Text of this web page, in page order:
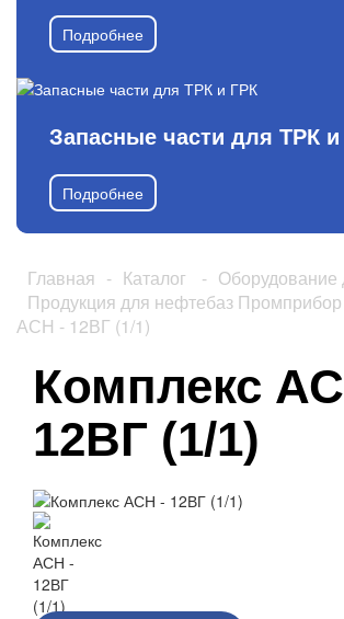
Подробнее
Запасные части для ТРК
Подробнее
Главная - Каталог -
Продукция для нефтебаз Промприбор
АСН - 12ВГ (1/1)
Комплекс
12ВГ (1/1)